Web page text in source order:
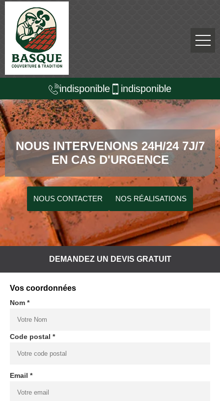
indisponible indisponible
NOUS INTERVENONS 24H/24 7J/7
EN CAS D'URGENCE
NOUS CONTACTER NOS RÉALISATIONS
DEMANDEZ UN DEVIS GRATUIT
Vos coordonnées
Nom *
Code postal *
Email *